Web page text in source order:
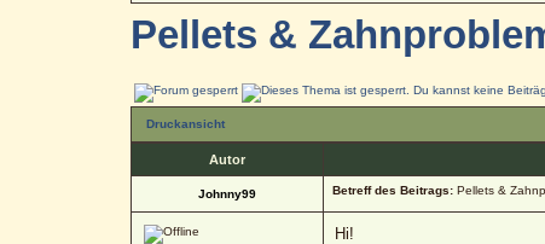
Pellets &
Druckansicht
Autor
Johnny99 Betreff des Beitrags:Pellets &
Hi!